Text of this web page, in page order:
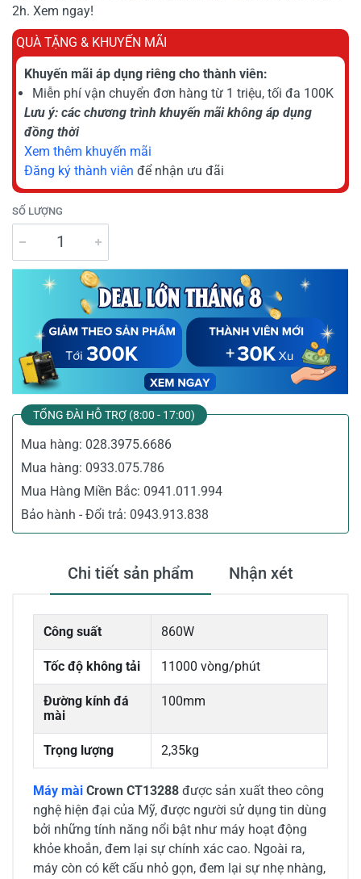
2h. Xem ngay!
QUÀ TẶNG & KHUYẾN MÃI
Khuyến mãi áp dụng riêng cho thành viên:
Miễn phí vận chuyển đơn hàng từ 1 triệu, tối đa 100K
Lưu ý: các chương trình khuyến mãi không áp dụng
đồng thời
Xem thêm khuyến mãi
Đăng ký thành viên để nhận ưu đãi
SỐ LƯỢNG
TỔNG ĐÀI HỖ TRỢ (8:00 - 17:00)
Mua hàng: 028.3975.6686
Mua hàng: 0933.075.786
Mua Hàng Miền Bắc: 0941.011.994
Bảo hành - Đổi trả: 0943.913.838
Chi tiết sản phẩm Nhận xét
Công suất 860W
Tốc độ không tải 11000 vòng/phút
Đường kính đá
mài
100mm
Trọng lượng 2,35kg
Máy mài Crown CT13288 được sản xuất theo công
nghệ hiện đại của Mỹ, được người sử dụng tin dùng
bởi những tính năng nổi bật như máy hoạt động
khỏe khoắn, đem lại sự chính xác cao. Ngoài ra,
máy còn có kết cấu nhỏ gọn, đem lại sự nhẹ nhàng,